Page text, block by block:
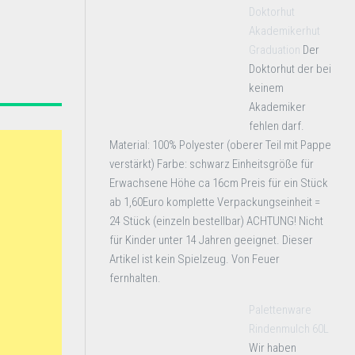
Doktorhut
Akademikerhut
Graduation Der
Doktorhut der bei
keinem
Akademiker
fehlen darf.
Material: 100% Polyester (oberer Teil mit Pappe
verstärkt) Farbe: schwarz Einheitsgröße für
Erwachsene Höhe ca 16cm Preis für ein Stück
ab 1,60Euro komplette Verpackungseinheit =
24 Stück (einzeln bestellbar) ACHTUNG! Nicht
für Kinder unter 14 Jahren geeignet. Dieser
Artikel ist kein Spielzeug. Von Feuer
fernhalten.
Palettenware
Rindenmulch 60L
Wir haben